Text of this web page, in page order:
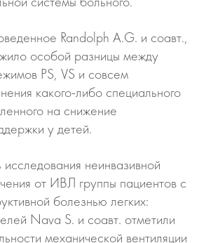
Randolph A.G. и соавт.,
особой разницы между
PS, VS и совсем
какого-либо специального
на снижение
у детей.
неинвазивной
от ИВЛ группы пациентов с
болезнью легких:
Nava S. и соавт. отметили
механической вентиляции